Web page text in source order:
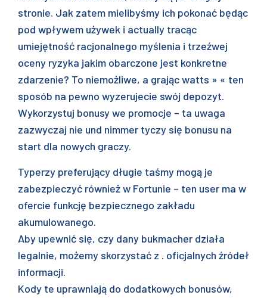
stronie. Jak zatem mielibyśmy ich pokonać będąc
pod wpływem używek i actually tracąc
umiejętność racjonalnego myślenia i trzeźwej
oceny ryzyka jakim obarczone jest konkretne
zdarzenie? To niemożliwe, a grając watts » « ten
sposób na pewno wyzerujecie swój depozyt.
Wykorzystuj bonusy we promocje – ta uwaga
zazwyczaj nie und nimmer tyczy się bonusu na
start dla nowych graczy.
Typerzy preferujący długie taśmy mogą je
zabezpieczyć również w Fortunie – ten user ma w
ofercie funkcję bezpiecznego zakładu
akumulowanego.
Aby upewnić się, czy dany bukmacher działa
legalnie, możemy skorzystać z . oficjalnych źródeł
informacji.
Kody te uprawniają do dodatkowych bonusów,